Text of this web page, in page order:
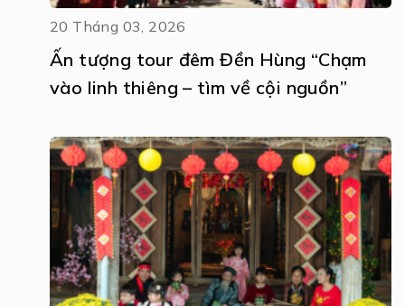
20 Tháng 03, 2026
Ấn tượng tour đêm Đền Hùng “Chạm
vào linh thiêng – tìm về cội nguồn”